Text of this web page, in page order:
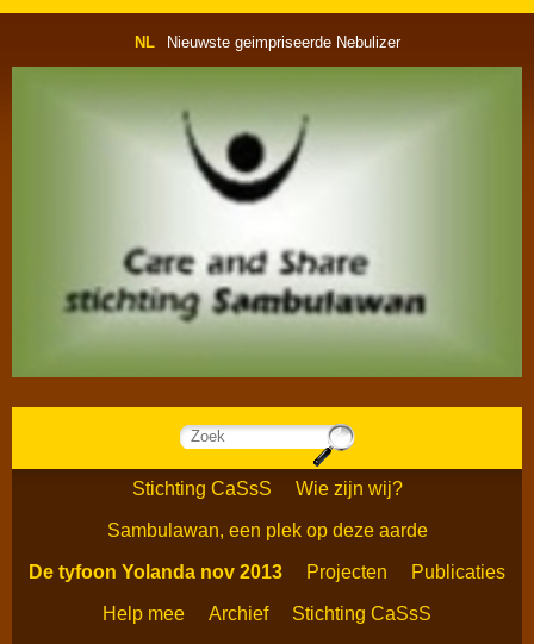
NL Nieuwste geimpriseerde Nebulizer
Stichting CaSsS Wie zijn wij?
Sambulawan, een plek op deze aarde
De tyfoon Yolanda nov 2013 Projecten Publicaties
Help mee Archief Stichting CaSsS